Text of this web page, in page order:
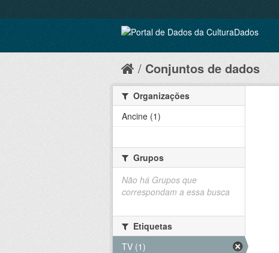
Conjuntos de dados
Organizações
Ancine (1)
Grupos
Não há Grupos que
correspondam a essa busca
Etiquetas
TV (1)